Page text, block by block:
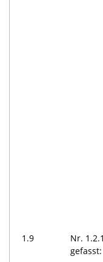
1.9
Nr.
gefasst: